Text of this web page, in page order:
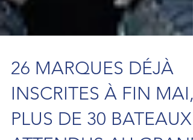
26 MARQUES DÉJÀ